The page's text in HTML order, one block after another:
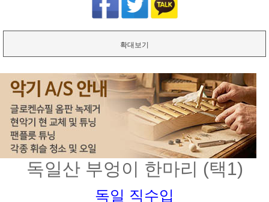
확대보기
독일산 부엉이 한마리 (택1)
독일 직수입